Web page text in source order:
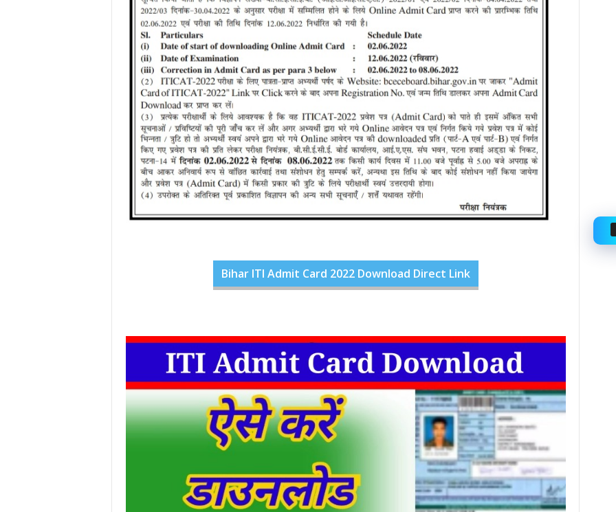
Bihar ITI Admit Card 2022 Download Direct Link